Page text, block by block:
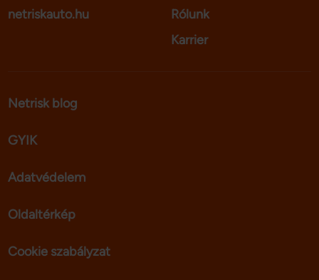
netriskauto.hu
Rólunk
Karrier
Netrisk blog
GYIK
Adatvédelem
Oldaltérkép
Cookie szabályzat